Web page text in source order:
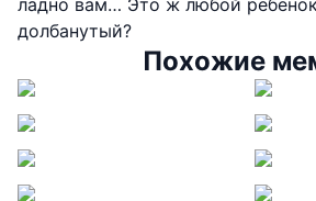
долбанутый?
Похожие